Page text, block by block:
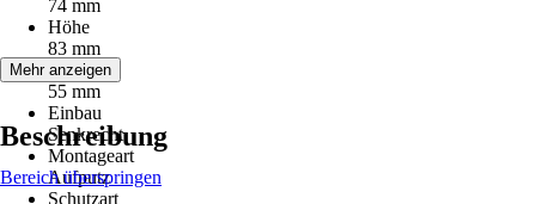
74 mm
Höhe
83 mm
Tiefe
55 mm
Einbau
Senkrecht
Montageart
Aufputz
Schutzart
Mehr anzeigen
Beschreibung
Bereich überspringen